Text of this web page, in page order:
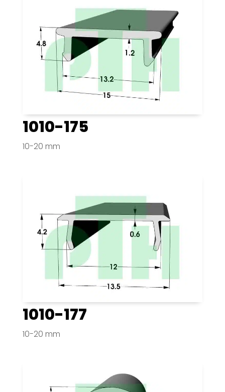
1010-175
10-20 mm
1010-177
10-20 mm